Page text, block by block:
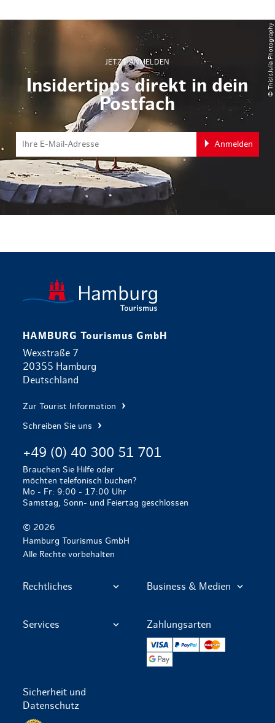
JETZT ANMELDEN
Insidertipps direkt in dein
Postfach
Anmelden
© ThisIsJulia Photography
HAMBURG Tourismus GmbH
Wexstraße 7
20355 Hamburg
Deutschland
Zur Tourist Information
Schreiben Sie uns
+49 (0) 40 300 51 701
Brauchen Sie Hilfe oder
möchten telefonisch buchen?
Mo - Fr: 9:00 - 17:00 Uhr
Samstag, Sonn- und Feiertag geschlossen
© 2026
Hamburg Tourismus GmbH
Alle Rechte vorbehalten
Rechtliches Business & Medien
Services Zahlungsarten
PayPal
Sicherheit und
Datenschutz